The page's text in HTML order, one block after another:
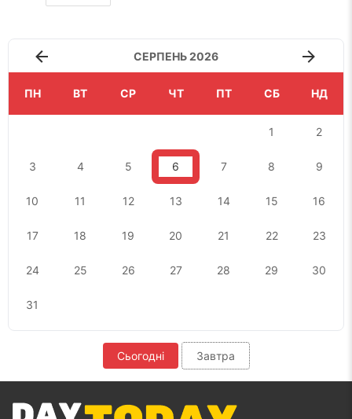
СЕРПЕНЬ 2026
ПН ВТ СР ЧТ ПТ СБ НД
1 2
3 4 5 6 7 8 9
10 11 12 13 14 15 16
17 18 19 20 21 22 23
24 25 26 27 28 29 30
31
Сьогодні Завтра